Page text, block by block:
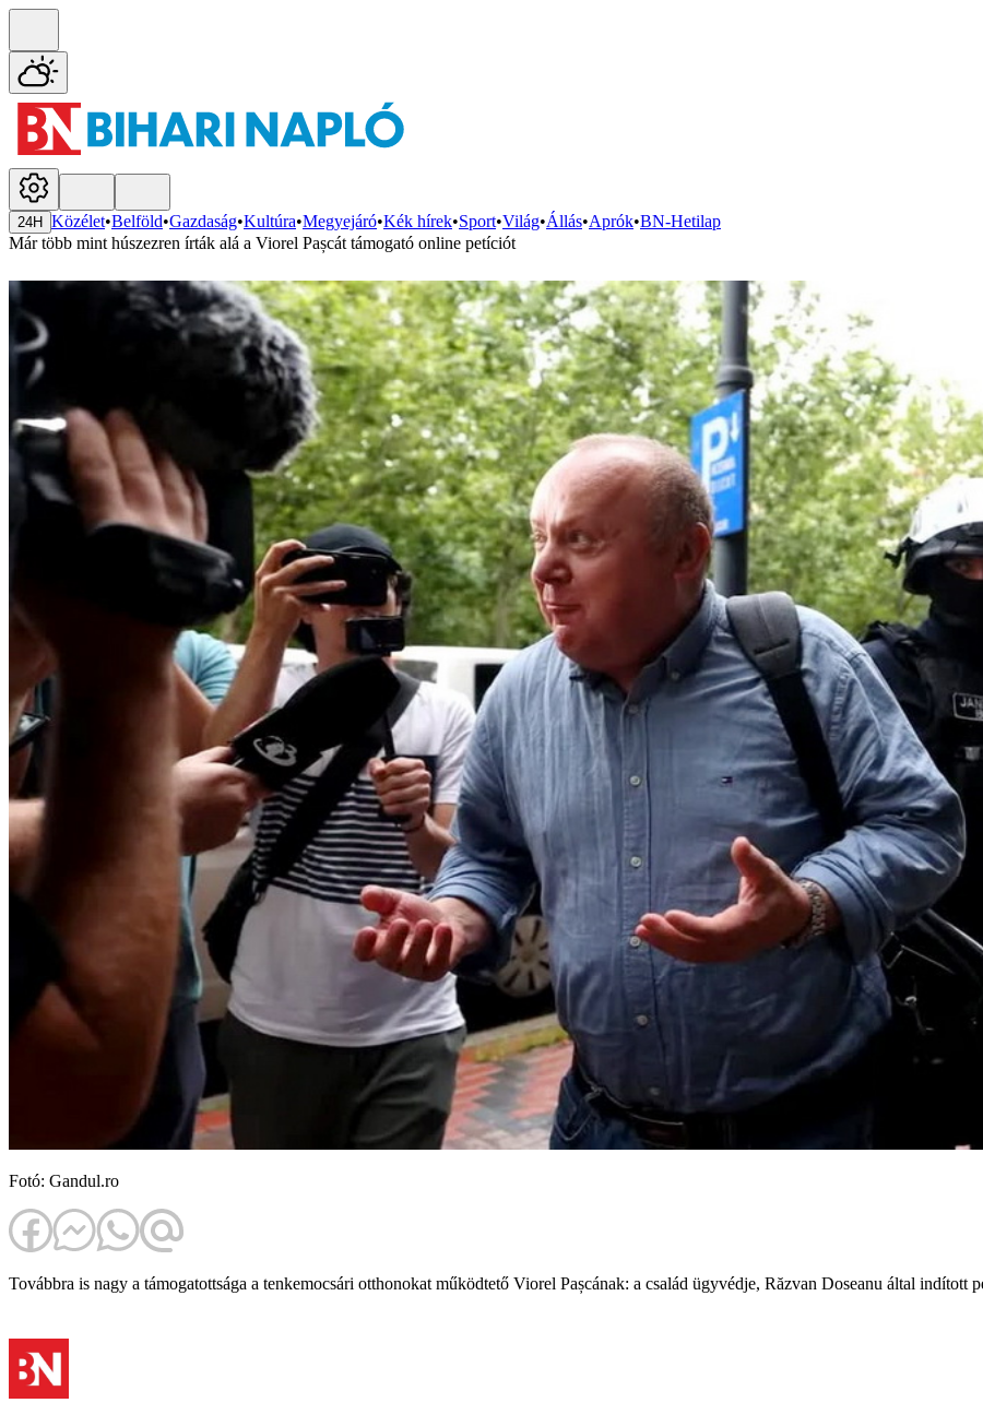
24H Közélet•Belföld•Gazdaság•Kultúra•Megyejáró•Kék hírek•Sport•Világ•Állás•Aprók•BN-Hetilap
Már több mint húszezren írták alá a Viorel Pașcát támogató online petíciót
Fotó: Gandul.ro
Továbbra is nagy a támogatottsága a tenkemocsári otthonokat működtető Viorel Pașcának: a család ügyvédje, Răzvan Doseanu által indított